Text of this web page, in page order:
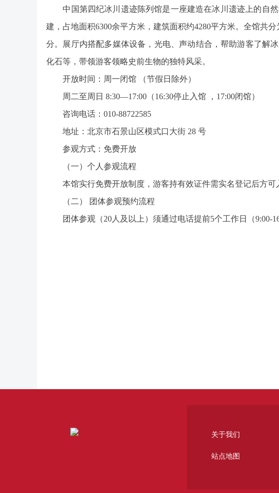
中国第四纪冰川遗迹陈列馆是一座建造在冰川遗迹上的自
建，占地面积6300余平方米，建筑面积约4280平方米。全馆共
分。展厅内搭配多媒体设备，光电、声动结合，帮助游客了解
化石等，带领游客领略史前生物的独特风采。
开放时间：周一闭馆
（节假日除外）
周二至周日 8:30—17:00（16:30停止入馆 ，17:00闭馆）
咨询电话：010-88722585
地址：北京市石景山区模式口大街 28 号
参观方式：免费开放
（一）个人参观流程
本馆实行免费开放制度，游客持有效证件需实名登记后方
（二） 团体参观预约流程
团体参观（20人及以上）须通过电话提前5个工作日（9:00-
关于我们
站点地图